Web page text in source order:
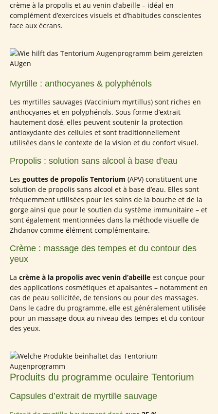
crème à la propolis et au venin d’abeille – idéal en
complément d’exercices visuels et d’habitudes conscientes
face aux écrans.
Myrtille : anthocyanes & polyphénols
Les myrtilles sauvages (Vaccinium myrtillus) sont riches en
anthocyanes et en polyphénols. Sous forme d’extrait
hautement dosé, elles peuvent soutenir la protection
antioxydante des cellules et sont traditionnellement
utilisées dans le contexte de la vision et du confort visuel.
Propolis : solution sans alcool à base d’eau
Les gouttes de propolis Tentorium (APV) constituent une
solution de propolis sans alcool et à base d’eau. Elles sont
fréquemment utilisées pour les soins de la bouche et de la
gorge ainsi que pour le soutien du système immunitaire – et
sont également mentionnées dans la méthode visuelle de
Zhdanov comme élément complémentaire.
Crème : massage des tempes et du contour des
yeux
La crème à la propolis avec venin d’abeille est conçue pour
des applications cosmétiques et apaisantes – notamment en
cas de peau sollicitée, de tensions ou pour des massages.
Dans le cadre du programme, elle est généralement utilisée
pour un massage doux au niveau des tempes et du contour
des yeux.
Produits du programme oculaire Tentorium
Capsules d’extrait de myrtille sauvage